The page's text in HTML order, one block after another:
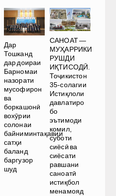
Дар
Тошканд
дар доираи
Барномаи
назорати
мусофирон
ва
боркашонӣ
вохӯрии
солонаи
байниминтақавии
сатҳи
баланд
баргузор
шуд
САНОАТ —
МУҲАРРИКИ
РУШДИ
ИҚТИСОДӢ.
Тоҷикистон
35-солагии
Истиқлоли
давлатиро
бо
эътимоди
комил,
суботи
сиёсӣ ва
сиёсати
равшани
саноатӣ
истиқбол
менамояд